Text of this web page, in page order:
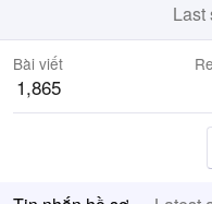
Last
Bài viết
1,865